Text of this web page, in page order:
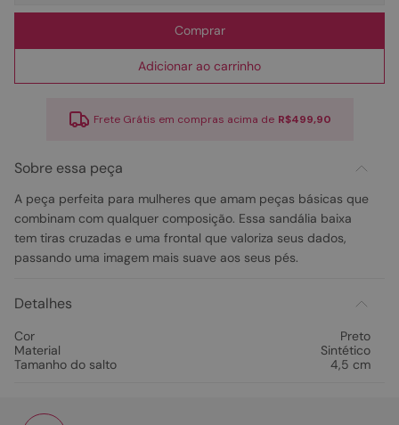
Comprar
Adicionar ao carrinho
Frete Grátis em compras acima de R$499,90
Sobre essa peça
A peça perfeita para mulheres que amam peças básicas que
combinam com qualquer composição. Essa sandália baixa
tem tiras cruzadas e uma frontal que valoriza seus dados,
passando uma imagem mais suave aos seus pés.
Detalhes
Cor
Preto
Material
Sintético
Tamanho do salto
4,5 cm
10º scarpin